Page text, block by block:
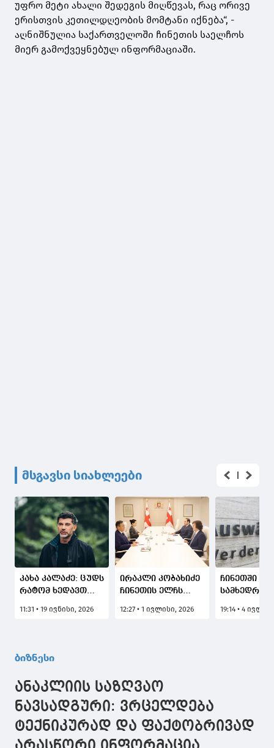
უფრო მეტი ახალი შედეგის მიღწევას, რაც ორივე
ერისთვის კეთილდღეობის მომტანი იქნება“, -
აღნიშნულია საქართველოში ჩინეთის საელჩოს
მიერ გამოქვეყნებულ ინფორმაციაში.
მსგავსი სიახლეები
კახა კალაძე: ცუდს
რატომ ხედავთ
თუნდაც ჩინეთის
იზრდება და ჩვენი
სავაჭრო
კიდევ უფრო
ღრმავდება?
11:31 • 19 ივნისი, 2026
ირაკლი კობახიძე
ჩინეთის ელჩს
ჭოუ ციენს შეხვდა
12:27 • 1 ივლისი, 2026
ჩინეთში
შესახებ
19:14 • 4
ბიზნესი
ანაკლიის საზღვაო
ნავსადგური: ვრცელდება
ტექნიკურად და ფაქტობრივად